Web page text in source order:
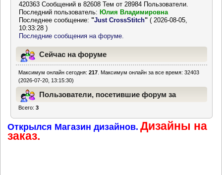
420363 Сообщений в 82608 Тем от 28984 Пользователи.
Последний пользователь: Юлия Владимировна
Последнее сообщение:"Just CrossStitch" ( 2026-08-05,
10:33:28 )
Последние сообщения на форуме.
Сейчас на форуме
Максимум онлайн сегодня:217 . Максимум онлайн за все время: 32403
(2026-07-20, 13:15:30)
Пользователи, посетившие форум за
Всего:3
Открылся Магазин дизайнов. Дизайны на
заказ.